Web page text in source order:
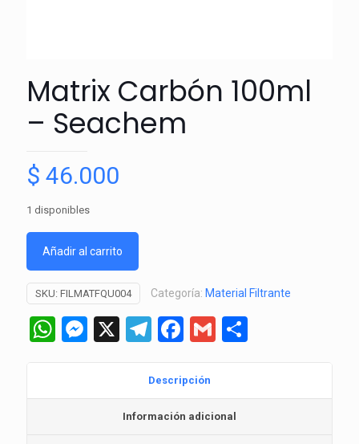
Matrix Carbón 100ml
– Seachem
$ 46.000
1 disponibles
Añadir al carrito
SKU: FILMATFQU004 Categoría: Material Filtrante
WhatsApp
Messenger
X Telegram
Facebook
Gmail
Descripción
Información adicional